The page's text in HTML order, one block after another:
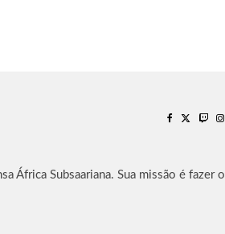
África Subsaariana. Sua missão é fazer o